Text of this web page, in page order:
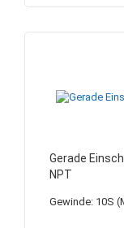
Gerade
NPT
Gewinde: 10S